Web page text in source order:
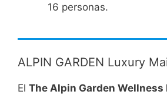
16 personas.
ALPIN GARDEN Luxury
El The Alpin Garden Wellness